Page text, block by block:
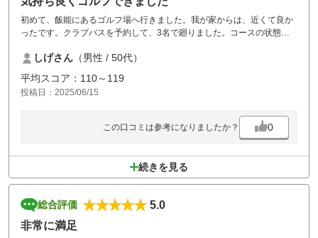
初めて、飯能にあるゴルフ場へ行きました。我が家からは、近くて良か
ったです。クラブバスを予約して、3名で廻りました。コースの状態
前も後ろも、全く詰まらずに、快適に、楽しくプレーできました。グリ
ーンも早くなかったですが、なかなか、1パットで、入れられませんで
した？？。食事も、手頃な値段で、美味しかったです。つまみ100円か
らありましたし、アルコールも良心的な値段でした。ドライバーレンジ
ありがたいです。また、伺います。
しげさん （男性 / 50代）
平均スコア：110～119
投稿日：2025/06/15
この口コミは参考になりましたか？ 0
続きを見る
総合評価
5.0
非常に満足